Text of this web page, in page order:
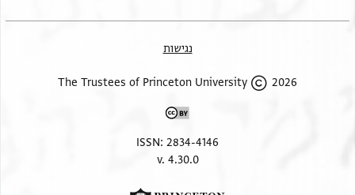
נגישות
2026 The Trustees of Princeton University
ISSN: 2834-4146
v. 4.30.0